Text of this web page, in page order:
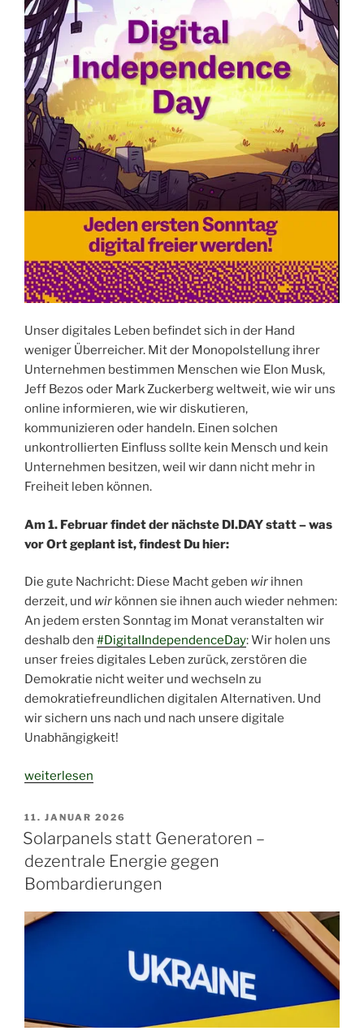
Unser digitales Leben befindet sich in der Hand
weniger Überreicher. Mit der Monopolstellung ihrer
Unternehmen bestimmen Menschen wie Elon Musk,
Jeff Bezos oder Mark Zuckerberg weltweit, wie wir uns
online informieren, wie wir diskutieren,
kommunizieren oder handeln. Einen solchen
unkontrollierten Einfluss sollte kein Mensch und kein
Unternehmen besitzen, weil wir dann nicht mehr in
Freiheit leben können.
Am 1. Februar findet der nächste DI.DAY statt – was
vor Ort geplant ist, findest Du hier:
Die gute Nachricht: Diese Macht geben wir ihnen
derzeit, und wir können sie ihnen auch wieder nehmen:
An jedem ersten Sonntag im Monat veranstalten wir
deshalb den #DigitalIndependenceDay: Wir holen uns
unser freies digitales Leben zurück, zerstören die
Demokratie nicht weiter und wechseln zu
demokratiefreundlichen digitalen Alternativen. Und
wir sichern uns nach und nach unsere digitale
Unabhängigkeit!
„Jeden
Sonntag
auf
die
gute
Seite
wechseln!“
weiterlesen
VERÖFFENTLICHT
AM
11. JANUAR 2026
Solarpanels statt Generatoren –
dezentrale Energie gegen
Bombardierungen